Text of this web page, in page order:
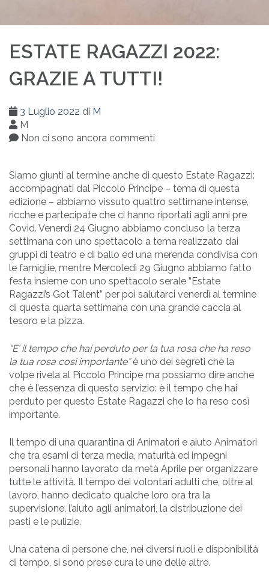
ESTATE RAGAZZI 2022:
GRAZIE A TUTTI!
3 Luglio 2022 di M
M
Non ci sono ancora commenti
Siamo giunti al termine anche di questo Estate Ragazzi:
accompagnati dal Piccolo Principe – tema di questa
edizione – abbiamo vissuto quattro settimane intense,
ricche e partecipate che ci hanno riportati agli anni pre
Covid. Venerdì 24 Giugno abbiamo concluso la terza
settimana con uno spettacolo a tema realizzato dai
gruppi di teatro e di ballo ed una merenda condivisa con
le famiglie, mentre Mercoledì 29 Giugno abbiamo fatto
festa insieme con uno spettacolo serale “Estate
Ragazzi’s Got Talent” per poi salutarci venerdì al termine
di questa quarta settimana con una grande caccia al
tesoro e la pizza.
“E’ il tempo che hai perduto per la tua rosa che ha reso
la tua rosa così importante”è uno dei segreti che la
volpe rivela al Piccolo Principe ma possiamo dire anche
che è l’essenza di questo servizio: è il tempo che hai
perduto per questo Estate Ragazzi che lo ha reso così
importante.
Il tempo di una quarantina di Animatori e aiuto Animatori
che tra esami di terza media, maturità ed impegni
personali hanno lavorato da metà Aprile per organizzare
tutte le attività. Il tempo dei volontari adulti che, oltre al
lavoro, hanno dedicato qualche loro ora tra la
supervisione, l’aiuto agli animatori, la distribuzione dei
pasti e le pulizie.
Una catena di persone che, nei diversi ruoli e disponibilità
di tempo, si sono prese cura le une delle altre.